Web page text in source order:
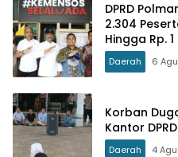
DPRD
2.304
Hingga Rp. 1
Daerah 6
Korban
Kantor
Daerah 4